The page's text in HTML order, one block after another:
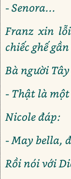
- Senora...
Franz xin
chiếc ghế
Bà người
- Thật là
Nicole đáp:
- May bella,
Rồi nói với